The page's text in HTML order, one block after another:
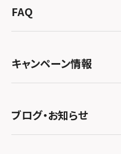
スマホスピタル 高崎
スマホスピタル鴻巣
スマホスピタル テル
スマホスピタル 熊谷
スマホスピタル ゲ
スマホスピタル埼
スマホスピタルアル
スマホスピタル 北
スマホスピタル 長野
東海
スマホスピタル岐阜
スマホスピタル 浜松
スマホスピタル静岡
スマホスピタル 藤枝
スマホスピタル名
関西
スマホスピタル 大阪
スマホスピタル by
スマホスピタル京橋
スマホスピタル by
中国・四国
スマホスピタル岡山
スマホスピタル by
ち
総務省登録業者
特定商取引法に関す
プライバシーポリシー
郵送修理依頼
郵送修理の流れ
FAQ
キャンペーン情報
キャンペーン一覧
ブログ・お知らせ